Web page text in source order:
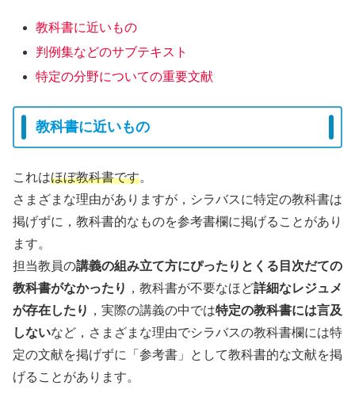
教科書に近いもの
判例集などのサブテキスト
特定の分野についての重要文献
教科書に近いもの
これはほぼ教科書です。
さまざまな理由がありますが，シラバスに特定の教科書は
掲げずに，教科書的なものを参考書欄に掲げることがあり
ます。
担当教員の講義の組み立て方にぴったりとくる目次だての
教科書がなかったり ，教科書が不要なほど詳細なレジュメ
が存在したり ，実際の講義の中では特定の教科書には言及
しないなど，さまざまな理由でシラバスの教科書欄には特
定の文献を掲げずに「参考書」として教科書的な文献を掲
げることがあります。